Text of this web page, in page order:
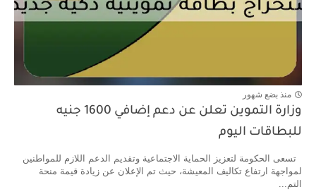
منذ بضع شهور
وزارة التموين تعلن عن دعم إضافي 1600 جنيه
للبطاقات اليوم
تسعى الحكومة لتعزيز الحماية الاجتماعية وتقديم الدعم اللازم للمواطنين
لمواجهة ارتفاع تكاليف المعيشة، حيث تم الإعلان عن زيادة قيمة منحة
التم...